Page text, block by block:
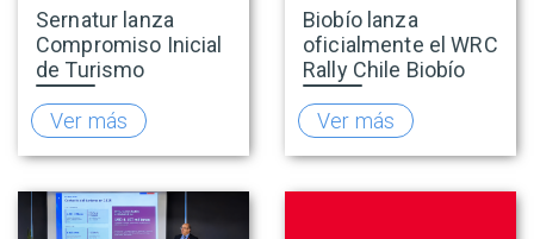
Sernatur lanza
Compromiso Inicial
de Turismo
Accesible para
promover una
oferta turística más
inclusiva
Ver más
Biobío lanza
oficialmente el WRC
Rally Chile Biobío
2026 con 141
empresas
adheridas al Sello
Rally
Ver más